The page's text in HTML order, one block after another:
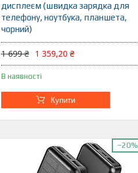
дисплеєм (швидка зарядка для
телефону, ноутбука, планшета,
чорний)
1 699 ₴ 1 359,20 ₴
В наявності
Купити
–20%